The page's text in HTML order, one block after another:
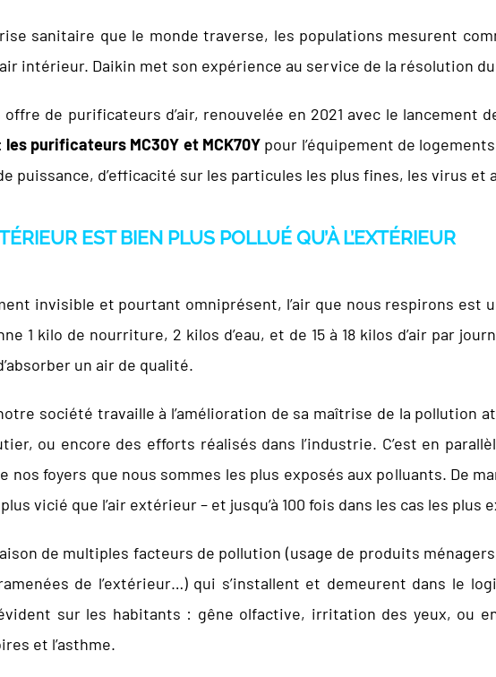
sanitaire que le monde traverse, les populations mesurent
intérieur. Daikin met son expérience au service de la résolution
offre de purificateurs d’air, renouvelée en 2021 avec le lancement
les purificateurs MC30Y et MCK70Y pour l’équipement de
puissance, d’efficacité sur les particules les plus fines, les virus
EST BIEN PLUS POLLUÉ QU’À L’EXTÉRIEUR
invisible et pourtant omniprésent, l’air que nous respirons
1 kilo de nourriture, 2 kilos d’eau, et de 15 à 18 kilos d’air par
un air de qualité.
société travaille à l’amélioration de sa maîtrise de la
ou encore des efforts réalisés dans l’industrie. C’est en
nos foyers que nous sommes les plus exposés aux polluants. De
vicié que l’air extérieur – et jusqu’à 100 fois dans les cas les plus
de multiples facteurs de pollution (usage de produits
de l’extérieur…) qui s’installent et demeurent dans le
sur les habitants : gêne olfactive, irritation des yeux, ou
et l’asthme.